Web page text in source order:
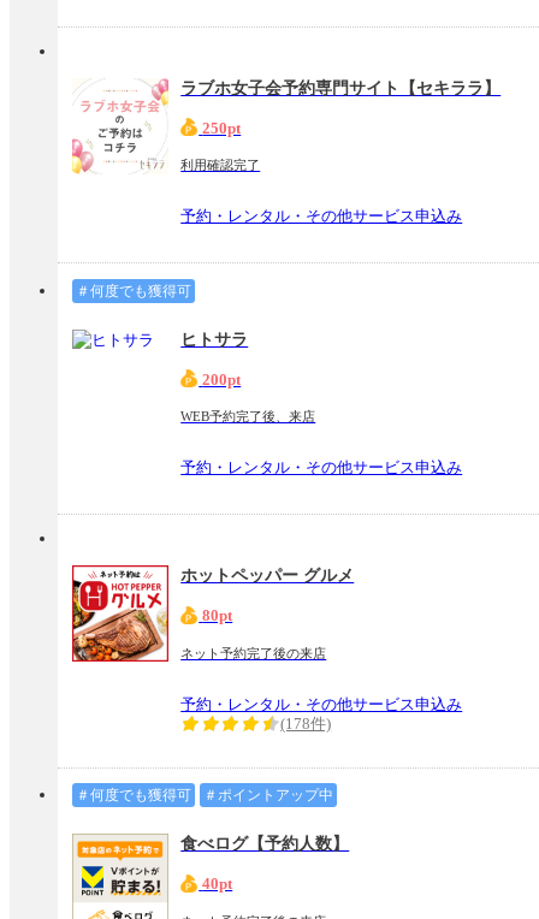
ラブホ女子会予約専門サイト【セキララ】
250pt
利用確認完了
予約・レンタル・その他サービス申込み
＃何度でも獲得可
ヒトサラ
200pt
WEB予約完了後、来店
予約・レンタル・その他サービス申込み
ホットペッパー グルメ
80pt
ネット予約完了後の来店
予約・レンタル・その他サービス申込み
(178件)
＃何度でも獲得可 ＃ポイントアップ中
食べログ【予約人数】
40pt